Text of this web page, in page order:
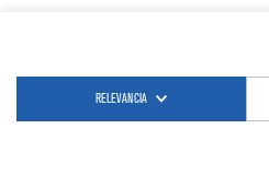
RELEVANCIA